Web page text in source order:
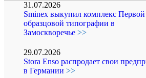
31.07.2026
Sminex выкупил комплекс Первой
образцовой типографии в
Замоскворечье >>
29.07.2026
Stora Enso распродает свои
в Германии >>